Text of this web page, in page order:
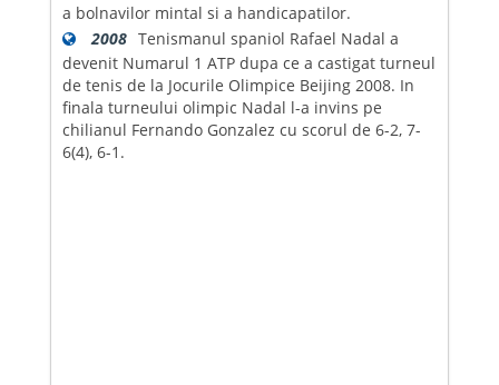
a bolnavilor mintal si a handicapatilor.
2008 Tenismanul spaniol Rafael Nadal a
devenit Numarul 1 ATP dupa ce a castigat turneul
de tenis de la Jocurile Olimpice Beijing 2008. In
finala turneului olimpic Nadal l-a invins pe
chilianul Fernando Gonzalez cu scorul de 6-2, 7-
6(4), 6-1.